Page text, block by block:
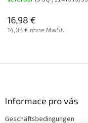
16,98 €
14,03 € ohne MwSt.
Informace pro vás
Geschäftsbedingungen